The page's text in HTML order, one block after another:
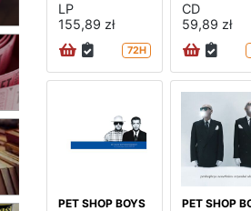
LP
155,89 zł
72H
CD
59,89 zł
PET SHOP BOYS
PET SHOP